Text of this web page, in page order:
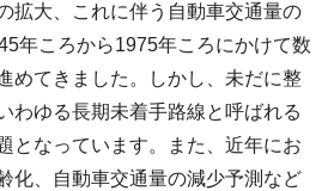
拡大、これに伴う自動車交通量の
年ころから1975年ころにかけて数
めてきました。しかし、未だに整
わゆる長期未着手路線と呼ばれる
となっています。また、近年にお
化、自動車交通量の減少予測など